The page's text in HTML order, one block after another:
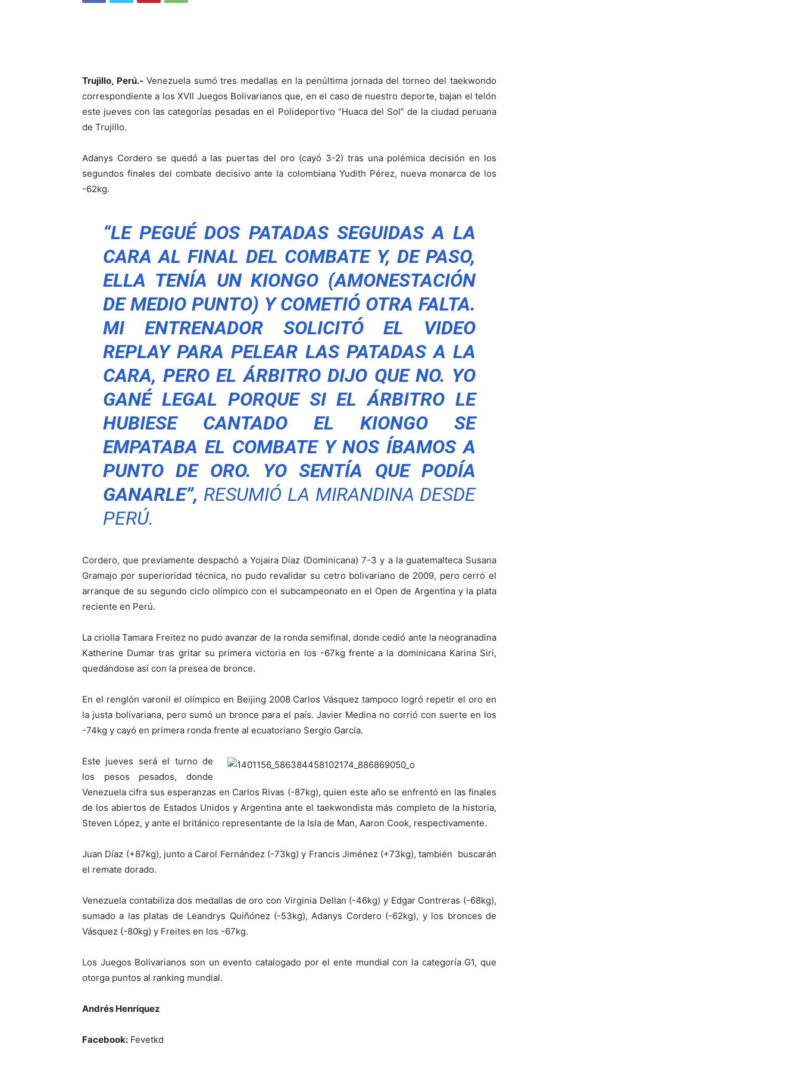
Trujillo, Perú.- Venezuela sumó tres medallas en la penúltima jornada del torneo del taekwondo
correspondiente a los XVII Juegos Bolivarianos que, en el caso de nuestro deporte, bajan el telón
este jueves con las categorías pesadas en el Polideportivo “Huaca del Sol” de la ciudad peruana
de Trujillo.
Adanys Cordero se quedó a las puertas del oro (cayó 3-2) tras una polémica decisión en los
segundos finales del combate decisivo ante la colombiana Yudith Pérez, nueva monarca de los
-62kg.
“LE PEGUÉ DOS PATADAS SEGUIDAS A LA
CARA AL FINAL DEL COMBATE Y, DE PASO,
ELLA TENÍA UN KIONGO (AMONESTACIÓN
DE MEDIO PUNTO) Y COMETIÓ OTRA FALTA.
MI ENTRENADOR SOLICITÓ EL VIDEO
REPLAY PARA PELEAR LAS PATADAS A LA
CARA, PERO EL ÁRBITRO DIJO QUE NO. YO
GANÉ LEGAL PORQUE SI EL ÁRBITRO LE
HUBIESE CANTADO EL KIONGO SE
EMPATABA EL COMBATE Y NOS ÍBAMOS A
PUNTO DE ORO. YO SENTÍA QUE PODÍA
GANARLE”, RESUMIÓ LA MIRANDINA DESDE
PERÚ.
Cordero, que previamente despachó a Yojaira Díaz (Dominicana) 7-3 y a la guatemalteca Susana
Gramajo por superioridad técnica, no pudo revalidar su cetro bolivariano de 2009, pero cerró el
arranque de su segundo ciclo olímpico con el subcampeonato en el Open de Argentina y la plata
reciente en Perú.
La criolla Tamara Freitez no pudo avanzar de la ronda semifinal, donde cedió ante la neogranadina
Katherine Dumar tras gritar su primera victoria en los -67kg frente a la dominicana Karina Siri,
quedándose así con la presea de bronce.
En el renglón varonil el olímpico en Beijing 2008 Carlos Vásquez tampoco logró repetir el oro en
la justa bolivariana, pero sumó un bronce para el país. Javier Medina no corrió con suerte en los
-74kg y cayó en primera ronda frente al ecuatoriano Sergio García.
Este jueves será el turno de
los pesos pesados, donde
Venezuela cifra sus esperanzas en Carlos Rivas (-87kg), quien este año se enfrentó en las finales
de los abiertos de Estados Unidos y Argentina ante el taekwondista más completo de la historia,
Steven López, y ante el británico representante de la Isla de Man, Aaron Cook, respectivamente.
Juan Díaz (+87kg), junto a Carol Fernández (-73kg) y Francis Jiménez (+73kg), también buscarán
el remate dorado.
Venezuela contabiliza dos medallas de oro con Virginia Dellan (-46kg) y Edgar Contreras (-68kg),
sumado a las platas de Leandrys Quiñónez (-53kg), Adanys Cordero (-62kg), y los bronces de
Vásquez (-80kg) y Freites en los -67kg.
Los Juegos Bolivarianos son un evento catalogado por el ente mundial con la categoría G1, que
otorga puntos al ranking mundial.
Andrés Henríquez
Facebook: Fevetkd